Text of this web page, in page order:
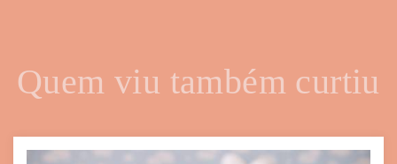
Quem viu também curtiu